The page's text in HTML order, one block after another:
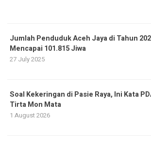
Jumlah Penduduk Aceh Jaya di Tahun
Mencapai 101.815 Jiwa
27 July 2025
Soal Kekeringan di Pasie Raya, Ini Kata
Tirta Mon Mata
1 August 2026